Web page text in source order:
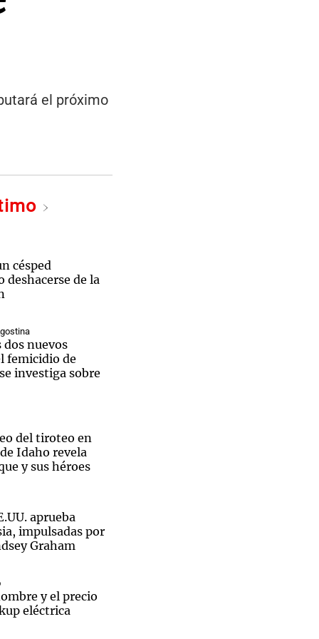
el próximo
césped
deshacerse de la
dos nuevos
femicidio de
investiga sobre
del tiroteo en
Idaho revela
y sus héroes
aprueba
impulsadas por
Graham
y el precio
eléctrica